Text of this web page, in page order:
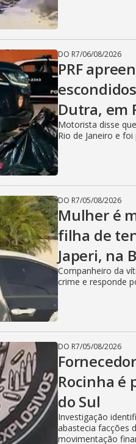
DO R7/06/08/2026
PRF
Dutra, em
Motorista disse
Rio de Janeiro e
DO R7/05/08/2026
Mulher é
filha de
Japeri, na
Companheiro da
crime e responde
DO R7/05/08/2026
Rocinha é
do Sul
Investigação
abastecia facções
movimentação